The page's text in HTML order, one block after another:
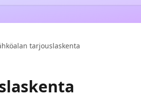
tarjouslaskenta